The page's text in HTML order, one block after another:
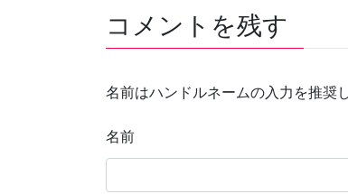
コメントを残す
名前はハンドルネームの入力を推奨
名前